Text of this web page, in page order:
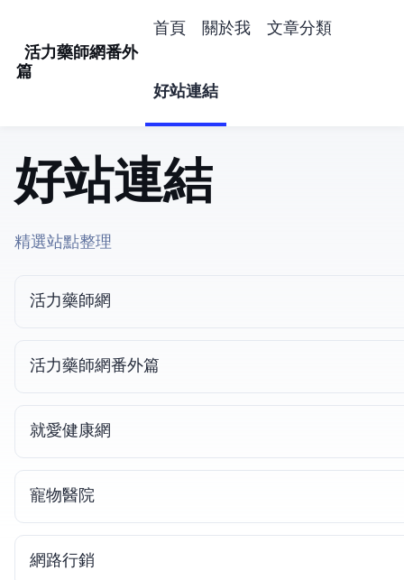
活力藥師網番外
篇
首頁 關於我 文章分類
好站連結
好站連結
精選站點整理
活力藥師網
活力藥師網番外篇
就愛健康網
寵物醫院
yoube網路行銷